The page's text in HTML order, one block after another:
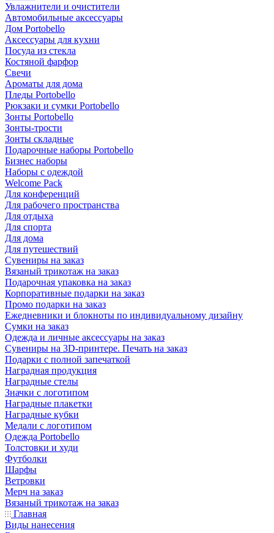
Увлажнители и очистители
Автомобильные аксессуары
Дом Portobello
Аксессуары для кухни
Посуда из стекла
Костяной фарфор
Свечи
Ароматы для дома
Пледы Portobello
Рюкзаки и сумки Portobello
Зонты Portobello
Зонты-трости
Зонты складные
Подарочные наборы Portobello
Бизнес наборы
Наборы с одеждой
Welcome Pack
Для конференций
Для рабочего пространства
Для отдыха
Для спорта
Для дома
Для путешествий
Сувениры на заказ
Вязаный трикотаж на заказ
Подарочная упаковка на заказ
Корпоративные подарки на заказ
Промо подарки на заказ
Ежедневники и блокноты по индивидуальному дизайну
Сумки на заказ
Одежда и личные аксессуары на заказ
Сувениры на 3D-принтере. Печать на заказ
Подарки с полной запечаткой
Наградная продукция
Наградные стелы
Значки с логотипом
Наградные плакетки
Наградные кубки
Медали с логотипом
Одежда Portobello
Толстовки и худи
Футболки
Шарфы
Ветровки
Мерч на заказ
Вязаный трикотаж на заказ
Главная
Виды нанесения